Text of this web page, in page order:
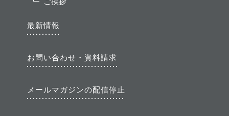
最新情報
お問い合わせ・資料請求
メールマガジンの配信停止